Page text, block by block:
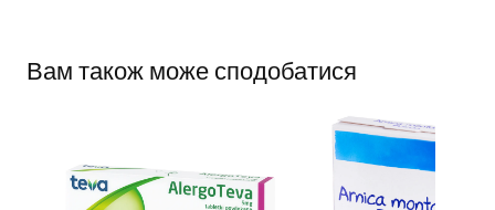
Вам також може сподобатися